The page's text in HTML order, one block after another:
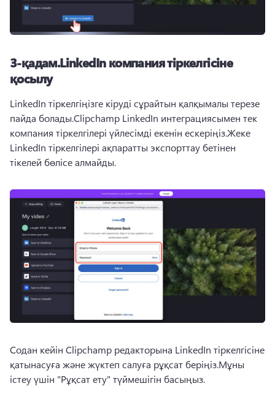
3-қадам.LinkedIn компания тіркелгісіне
қосылу
LinkedIn тіркелгіңізге кіруді сұрайтын қалқымалы терезе
пайда болады.Clipchamp LinkedIn интеграциясымен тек
компания тіркелгілері үйлесімді екенін ескеріңіз.Жеке
LinkedIn тіркелгілері ақпаратты экспорттау бетінен
тікелей бөлісе алмайды.
Содан кейін Clipchamp редакторына LinkedIn тіркелгісіне
қатынасуға және жүктеп салуға рұқсат беріңіз.Мұны
істеу үшін "Рұқсат ету" түймешігін басыңыз.